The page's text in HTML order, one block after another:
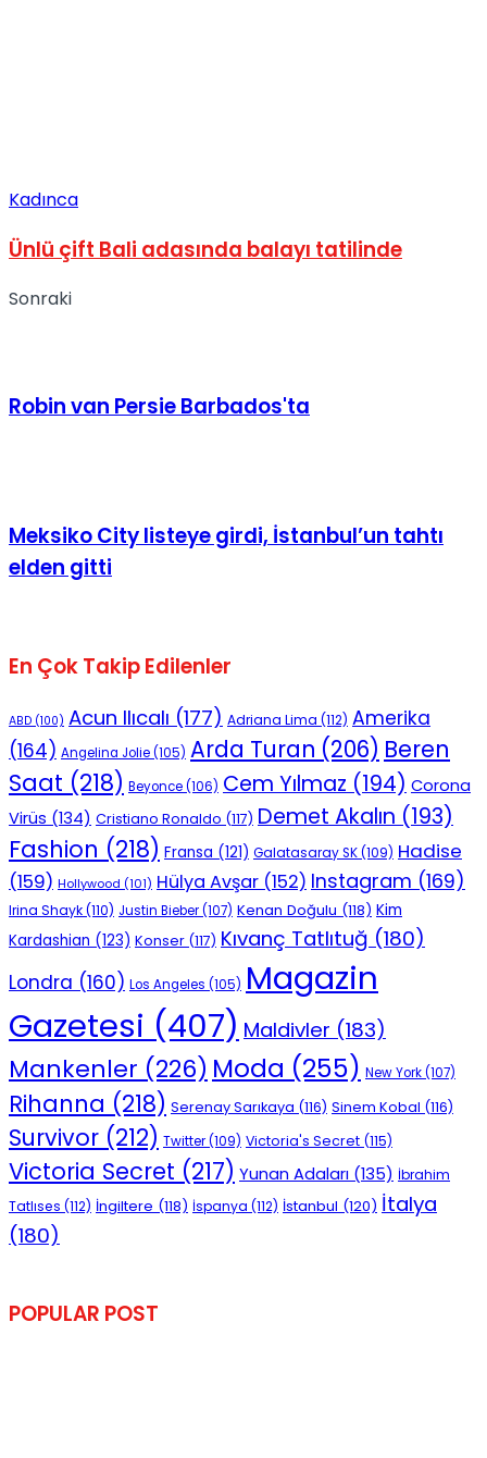
Kadınca
Ünlü çift Bali adasında balayı tatilinde
Sonraki
Robin van Persie Barbados'ta
Meksiko City listeye girdi, İstanbul’un tahtı
elden gitti
En Çok Takip Edilenler
ABD (100) Acun Ilıcalı (177) Adriana Lima (112) Amerika
(164) Angelina Jolie(105) Arda Turan (206) Beren
Saat (218) Beyonce(106) Cem Yılmaz (194) Corona
Virüs (134) Cristiano Ronaldo (117) Demet Akalın (193)
Fashion (218) Fransa (121) Galatasaray SK(109) Hadise
(159) Hollywood (101) Hülya Avşar (152) Instagram (169)
Irina Shayk(110) Justin Bieber(107) Kenan Doğulu (118) Kim
Kardashian (123) Konser (117) Kıvanç Tatlıtuğ (180)
Londra (160) Los Angeles (105) Magazin
Gazetesi (407) Maldivler (183)
Mankenler (226) Moda (255) New York(107)
Rihanna (218) Serenay Sarıkaya (116) Sinem Kobal (116)
Survivor (212) Twitter(109) Victoria's Secret (115)
Victoria Secret (217) Yunan Adaları (135) İbrahim
Tatlıses (112) İngiltere (118) İspanya (112) İstanbul (120) İtalya
(180)
POPULAR POST